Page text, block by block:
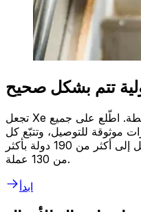
تتم بشكل صحيح
تجعل Xe التحويلات المالية الدولية سهلة وبسيطة. اطّلع على جميع
موثوقة للتوصيل، وتتبّع كل
عملية نقل في الوقت الفعلي. أرسل إلى أكثر من 190 دولة بأكثر
من 130 عملة.
ابدأ